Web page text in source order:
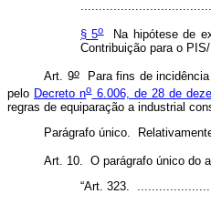
§ 5oNa hipótese de
Contribuição para o
Art. 9oPara fins de incidência
pelo Decreto no6.006, de 28 de
regras de equiparação a industrial
Parágrafo único.
Art. 10. O parágrafo único do
“Art. 323.